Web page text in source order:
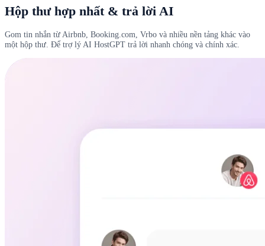
Hộp thư hợp nhất & trả lời AI
Gom tin nhắn từ Airbnb, Booking.com, Vrbo và nhiều nền tảng khác vào
một hộp thư. Để trợ lý AI HostGPT trả lời nhanh chóng và chính xác.